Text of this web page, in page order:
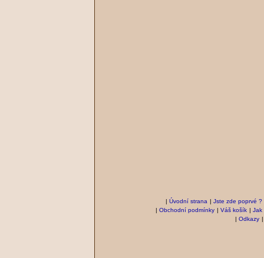
| Úvodní strana | Jste zde poprvé ?
| Obchodní podmínky | Váš košík | Jak
| Odkazy